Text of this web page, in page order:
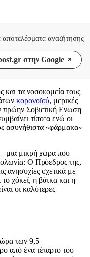
αποτελέσματα αναζήτησης
στην Google
και τα νοσοκομεία τους
κορονοϊού, μερικές
πρώην Σοβιετική Ενωση
τίποτα ενώ οι
ασυνήθιστα «φάρμακα»
μια μικρή χώρα που
Ο Πρόεδρος της,
ανησυχίες σχετικά με
χόκεϊ, η βότκα και η
οι καλύτερες
των 9,5
από ένα τέταρτο του